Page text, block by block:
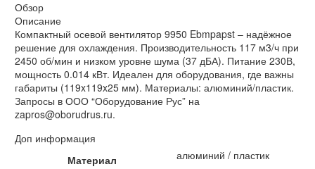
Обзор
Описание
Компактный осевой вентилятор 9950 Ebmpapst – надёжное
решение для охлаждения. Производительность 117 м3/ч при
2450 об/мин и низком уровне шума (37 дБА). Питание 230В,
мощность 0.014 кВт. Идеален для оборудования, где важны
габариты (119x119x25 мм). Материалы: алюминий/пластик.
Запросы в ООО “Оборудование Рус” на
zapros@oborudrus.ru.
Доп информация
Материал
алюминий / пластик